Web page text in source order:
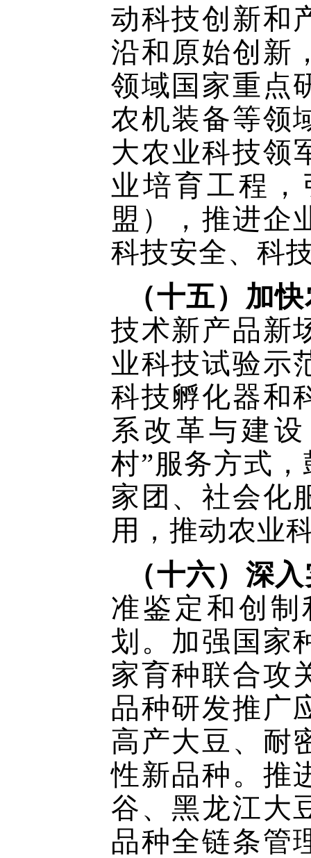
动科技创新和
沿和原始创新
领域国家重点
农机装备等领
大农业科技领
业培育工程
盟），推进企
科技安全、科
（十五）加
技术新产品新
业科技试验示
科技孵化器和
系改革与建
村”服务方式
家团、社会化
用，推动农业
（十六）深
准鉴定和创
划。加强国家
家育种联合攻
品种研发推广
高产大豆、耐
性新品种。推
谷、黑龙江大
品种全链条管